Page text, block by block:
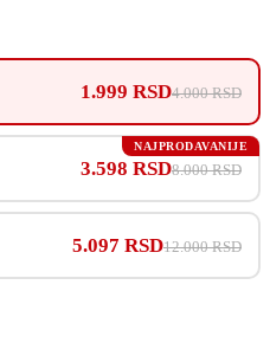
1.999 RSD4.000 RSD
3.598 RSD8.000 RSD
NAJPRODAVANIJE
5.097 RSD12.000 RSD